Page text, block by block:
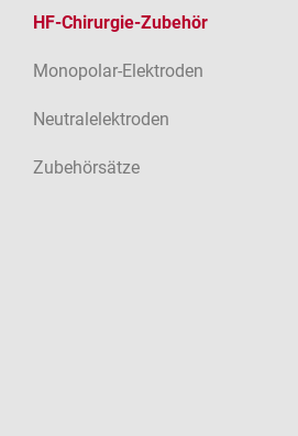
HF-Chirurgie-Zubehör
Monopolar-Elektroden
Neutralelektroden
Zubehörsätze